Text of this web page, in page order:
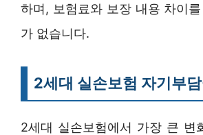
하며, 보험료와 보장 내용 차이
가 없습니다.
2세대 실손보험 자기부
2세대 실손보험에서 가장 큰 변